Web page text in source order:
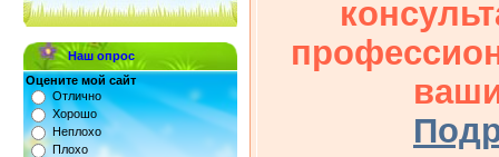
Наш опрос
Оцените мой сайт
Отлично
Хорошо
Неплохо
Плохо